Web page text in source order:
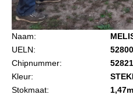
Import registratie
Veulenregistratie
Informatie overschrijven
Formulier overschrijven op
Naam:
UELN:
Chipnummer:
Kleur:
Stokmaat:
1,47m